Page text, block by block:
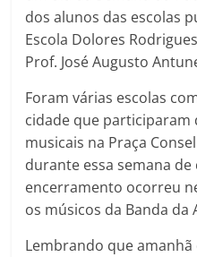
dos alunos das escolas
Escola Dolores
Prof. José Augusto
Foram várias escolas
cidade que participaram
musicais na Praça
durante essa semana
encerramento ocorreu
os músicos da Banda da
Lembrando que